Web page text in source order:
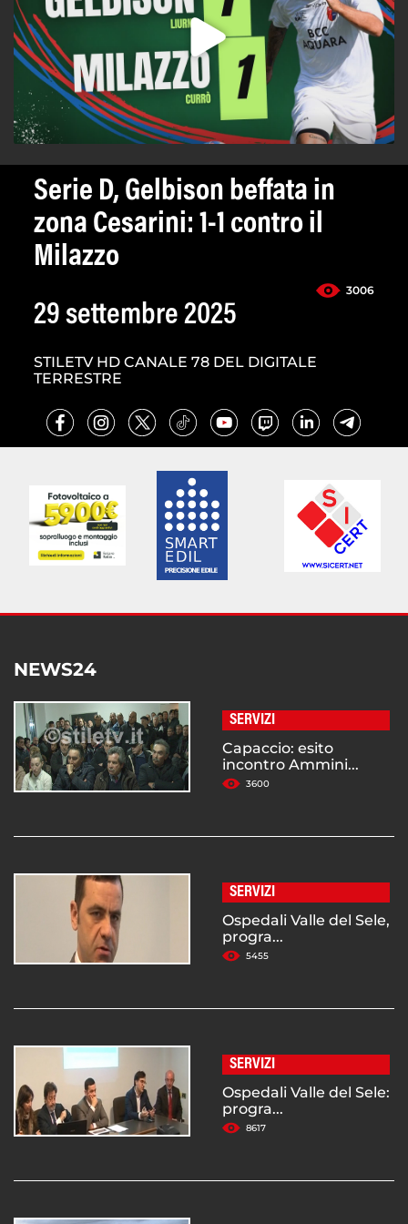
Serie D, Gelbison beffata in
zona Cesarini: 1-1 contro il
Milazzo
3006
29 settembre 2025
STILETV HD CANALE 78 DEL DIGITALE
TERRESTRE
NEWS24
SERVIZI
Capaccio: esito
incontro Ammini...
3600
SERVIZI
Ospedali Valle del Sele,
progra...
5455
SERVIZI
Ospedali Valle del Sele:
progra...
8617